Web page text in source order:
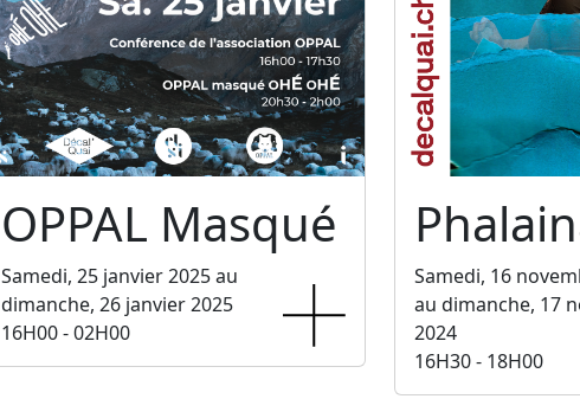
OPPAL Masqué
Samedi, 25 janvier 2025 au
dimanche, 26 janvier 2025
16H00 - 02H00
Samedi, 16
au dimanche, 17
2024
16H30 - 18H00